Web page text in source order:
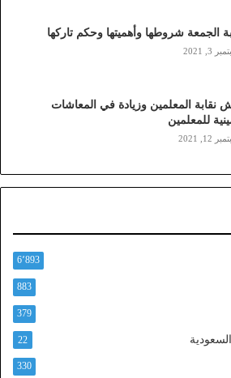
الجمعة شروطها وأهميتها وحكم تاركها
3, 2021
نقابة المعلمين وزيادة في المعاشات
للمعلمين
12, 2021
6٬893
883
379
22
330